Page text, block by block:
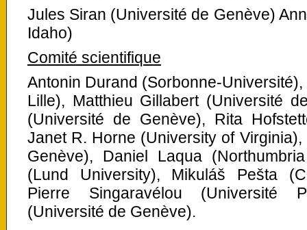
Jules Siran (Université de Genève)
Idaho)
Comité scientifique
Antonin Durand (Sorbonne-
Lille), Matthieu Gillabert (Université
(Université de Genève), Rita
Janet R. Horne (University of
Genève), Daniel Laqua
(Lund University), Mikuláš Pešta
Pierre Singaravélou (Université
(Université de Genève).